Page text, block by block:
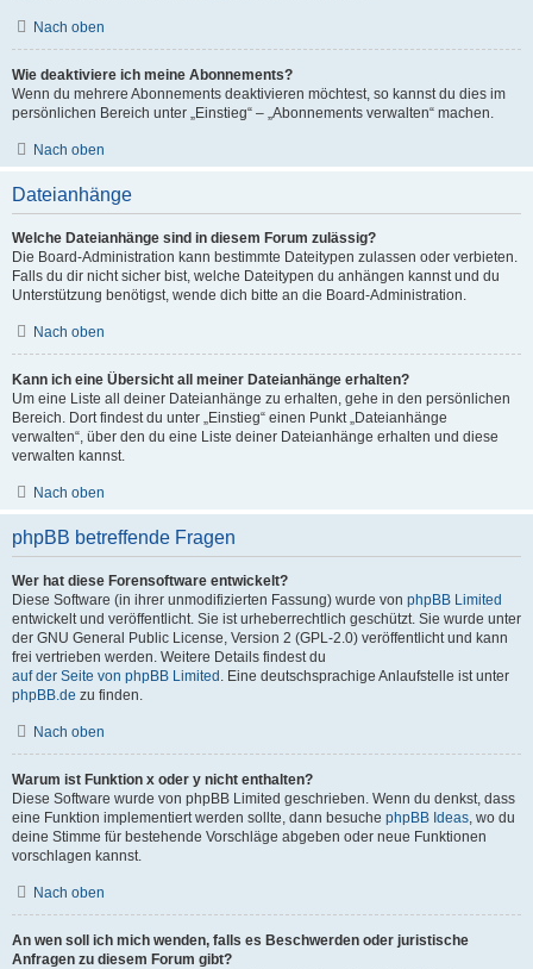
Nach oben
Wie deaktiviere ich meine Abonnements?
Wenn du mehrere Abonnements deaktivieren möchtest, so kannst du dies im
persönlichen Bereich unter „Einstieg“ – „Abonnements verwalten“ machen.
Nach oben
Dateianhänge
Welche Dateianhänge sind in diesem Forum zulässig?
Die Board-Administration kann bestimmte Dateitypen zulassen oder verbieten.
Falls du dir nicht sicher bist, welche Dateitypen du anhängen kannst und du
Unterstützung benötigst, wende dich bitte an die Board-Administration.
Nach oben
Kann ich eine Übersicht all meiner Dateianhänge erhalten?
Um eine Liste all deiner Dateianhänge zu erhalten, gehe in den persönlichen
Bereich. Dort findest du unter „Einstieg“ einen Punkt „Dateianhänge
verwalten“, über den du eine Liste deiner Dateianhänge erhalten und diese
verwalten kannst.
Nach oben
phpBB betreffende Fragen
Wer hat diese Forensoftware entwickelt?
Diese Software (in ihrer unmodifizierten Fassung) wurde von phpBB Limited
entwickelt und veröffentlicht. Sie ist urheberrechtlich geschützt. Sie wurde unter
der GNU General Public License, Version 2 (GPL-2.0) veröffentlicht und kann
frei vertrieben werden. Weitere Details findest du
auf der Seite von phpBB Limited . Eine deutschsprachige Anlaufstelle ist unter
phpBB.de zu finden.
Nach oben
Warum ist Funktion x oder y nicht enthalten?
Diese Software wurde von phpBB Limited geschrieben. Wenn du denkst, dass
eine Funktion implementiert werden sollte, dann besuche phpBB Ideas, wo du
deine Stimme für bestehende Vorschläge abgeben oder neue Funktionen
vorschlagen kannst.
Nach oben
An wen soll ich mich wenden, falls es Beschwerden oder juristische
Anfragen zu diesem Forum gibt?